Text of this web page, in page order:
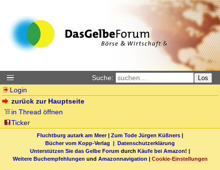
Suche: Los
Login
zurück zur Hauptseite
in Thread öffnen
Ticker
Fluchtburg autark am Meer| Zum Tode Jürgen Küßners |
Bücher vom Kopp-Verlag | Datenschutzerklärung
Unterstützen Sie das Gelbe Forum durch Käufe bei Amazon! |
Weitere Buchempfehlungen und Amazonnavigation | Cookie-Einstellungen